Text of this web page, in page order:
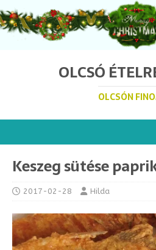
OLCSÓ
OLCSÓN
Keszeg sütése
2017-02-28 Hilda